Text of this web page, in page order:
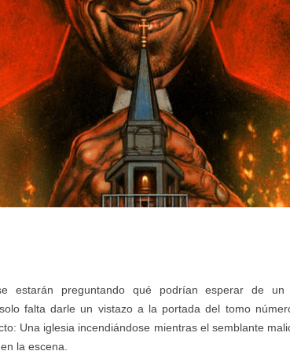
estarán preguntando qué podrían esperar de
falta darle un vistazo a la portada del tomo
Una iglesia incendiándose mientras el semblante
la escena.